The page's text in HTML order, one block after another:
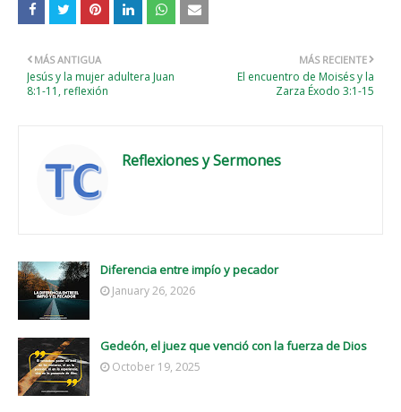
MÁS RECIENTE
El encuentro de Moisés y la
Zarza Éxodo 3:1-15
MÁS ANTIGUA
Jesús y la mujer adultera Juan
8:1-11, reflexión
Reflexiones y Sermones
Diferencia entre impío y pecador
January 26, 2026
Gedeón, el juez que venció con la fuerza de Dios
October 19, 2025